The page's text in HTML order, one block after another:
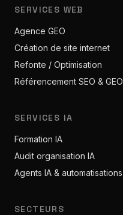
SERVICES WEB
Agence GEO
Création de site internet
Refonte / Optimisation
Référencement SEO & GEO
SERVICES IA
Formation IA
Audit organisation IA
Agents IA & automatisations
SECTEURS